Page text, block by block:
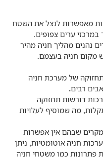
מאפשרות לנצל את השטח
ערים צפופים.
נהנים מהליך חניה מהיר
מקום חניה בעצמם.
של מערכת חניה
רבים.
דורשות תחזוקה
מה שמוסיף לעלויות
שבהם אין אפשרות
חניה אוטומטיות, ניתן
פתרונות כמו משטחי חניה